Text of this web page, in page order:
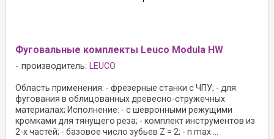
Фуговальные комплекты Leuco Modula HW
производитель: LEUCO
Область применения: - фрезерные станки с ЧПУ; - для
фугования в облицованных древесно-стружечных
материалах; Исполнение: - с шевронными режущими
кромками для тянущего реза; - комплект инструментов из
2-х частей; - базовое число зубьев Z = 2; - n max ...